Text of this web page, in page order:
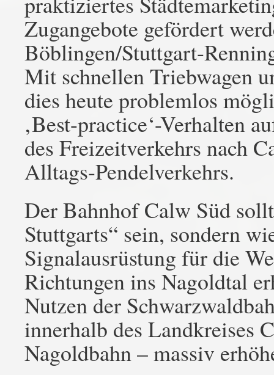
Zugangebote gefördert
Böblingen/Stuttgart-
Mit schnellen Triebwagen
dies heute problemlos
‚Best-practice‘-Verhalten
des Freizeitverkehrs nach
Alltags-Pendelverkehrs.
Der Bahnhof Calw Süd
Stuttgarts“ sein, sondern
Signalausrüstung für die
Richtungen ins Nagoldtal
Nutzen der
innerhalb des Landkreises
Nagoldbahn – massiv